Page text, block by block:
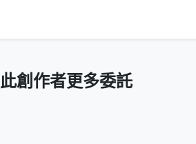
此創作者更多委託